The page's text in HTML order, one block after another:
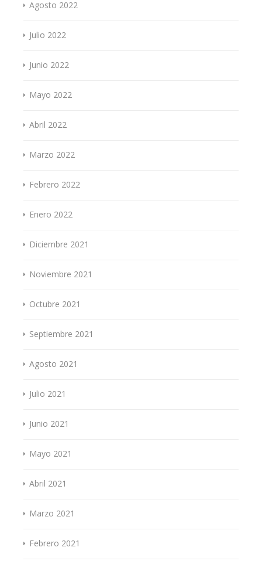
Agosto 2022
Julio 2022
Junio 2022
Mayo 2022
Abril 2022
Marzo 2022
Febrero 2022
Enero 2022
Diciembre 2021
Noviembre 2021
Octubre 2021
Septiembre 2021
Agosto 2021
Julio 2021
Junio 2021
Mayo 2021
Abril 2021
Marzo 2021
Febrero 2021